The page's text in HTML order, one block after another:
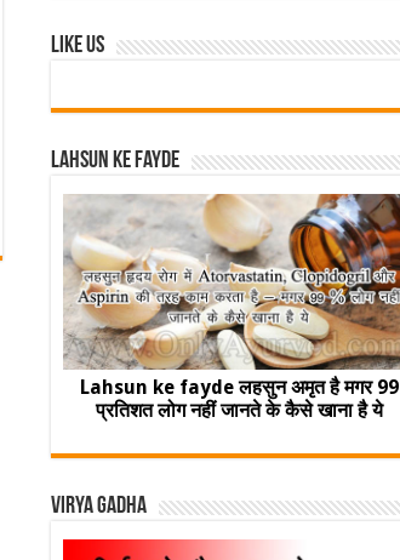
Like Us
Lahsun ke fayde
Lahsun ke fayde लहसुन अमृत है मगर 99
प्रतिशत लोग नहीं जानते के कैसे खाना है ये
Virya Gadha